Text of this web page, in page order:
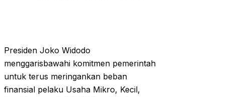
Presiden Joko Widodo
menggarisbawahi komitmen pemerintah
untuk terus meringankan beban
finansial pelaku Usaha Mikro, Kecil,